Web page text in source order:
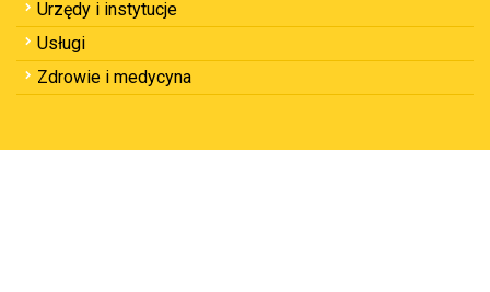
Urzędy i instytucje
Usługi
Zdrowie i medycyna